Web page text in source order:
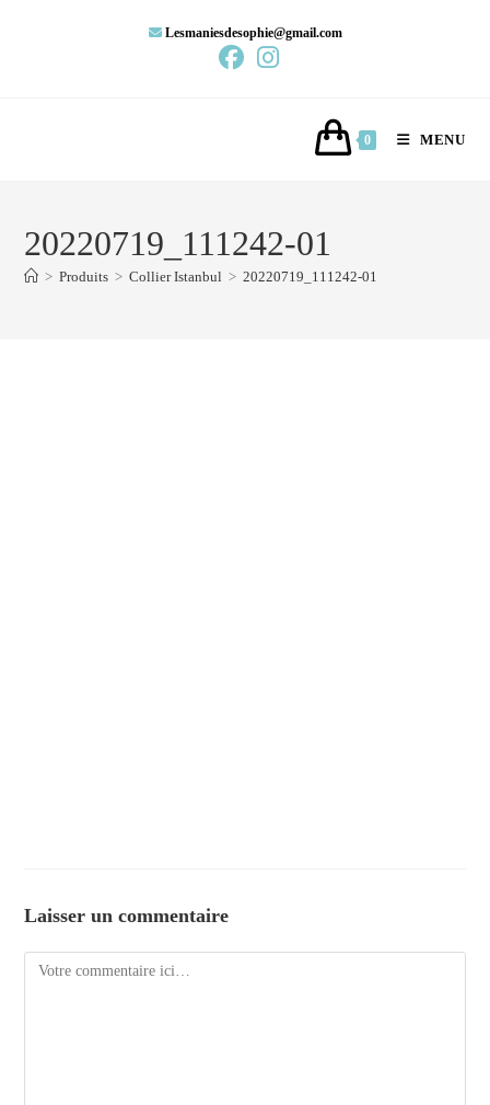
Lesmaniesdesophie@gmail.com
0 MENU
20220719_111242-01
> Produits > Collier Istanbul > 20220719_111242-01
Laisser un commentaire